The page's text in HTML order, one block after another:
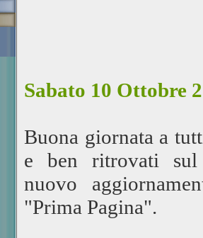
Sabato 10 Ottobre
Buona giornata a
e ben ritrovati
nuovo
"Prima Pagina".